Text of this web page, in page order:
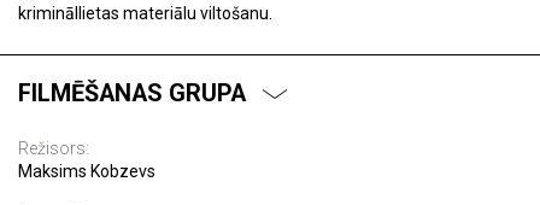
krimināllietas materiālu viltošanu.
FILMĒŠANAS GRUPA
Režisors:
Maksims Kobzevs